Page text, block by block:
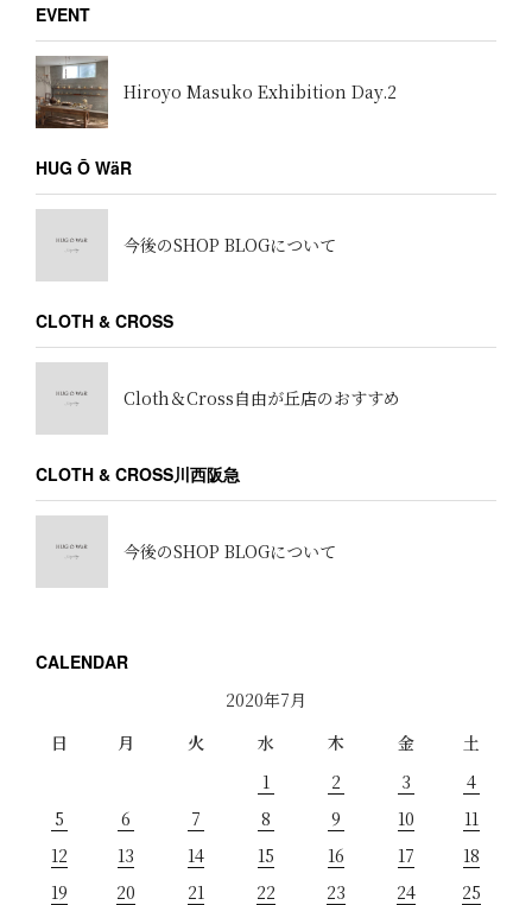
EVENT
Hiroyo Masuko Exhibition Day.2
HUG Ō WäR
今後のSHOP BLOGについて
CLOTH & CROSS
Cloth＆Cross自由が丘店のおすすめ
CLOTH & CROSS川西阪急
今後のSHOP BLOGについて
CALENDAR
2020年7月
日
月 火 水 木 金
土
1
2 3
4
5
6 7 8 9 10
11
12
13 14 15 16 17
18
19
20 21 22 23 24
25